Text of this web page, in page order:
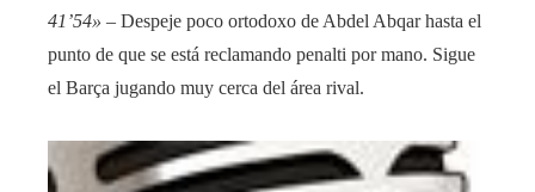
41’54» – Despeje poco ortodoxo de Abdel Abqar hasta el
punto de que se está reclamando penalti por mano. Sigue
el Barça jugando muy cerca del área rival.